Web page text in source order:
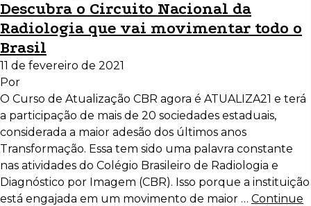
Descubra o Circuito Nacional da
Radiologia que vai movimentar todo o
Brasil
11 de fevereiro de 2021
Por
O Curso de Atualização CBR agora é ATUALIZA21 e terá
a participação de mais de 20 sociedades estaduais,
considerada a maior adesão dos últimos anos
Transformação. Essa tem sido uma palavra constante
nas atividades do Colégio Brasileiro de Radiologia e
Diagnóstico por Imagem (CBR). Isso porque a instituição
está engajada em um movimento de maior … Continue